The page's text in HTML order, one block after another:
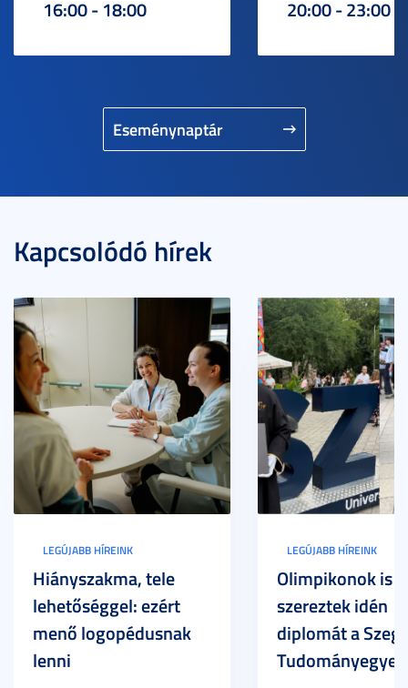
Eseménynaptár
16:00 - 18:00 20:00 - 23:00
Kapcsolódó hírek
LEGÚJABB HÍREINK
Hiányszakma, tele
lehetőséggel: ezért
menő logopédusnak
lenni
LEGÚJABB HÍREINK
Olimpikonok is
szereztek idén
diplomát a